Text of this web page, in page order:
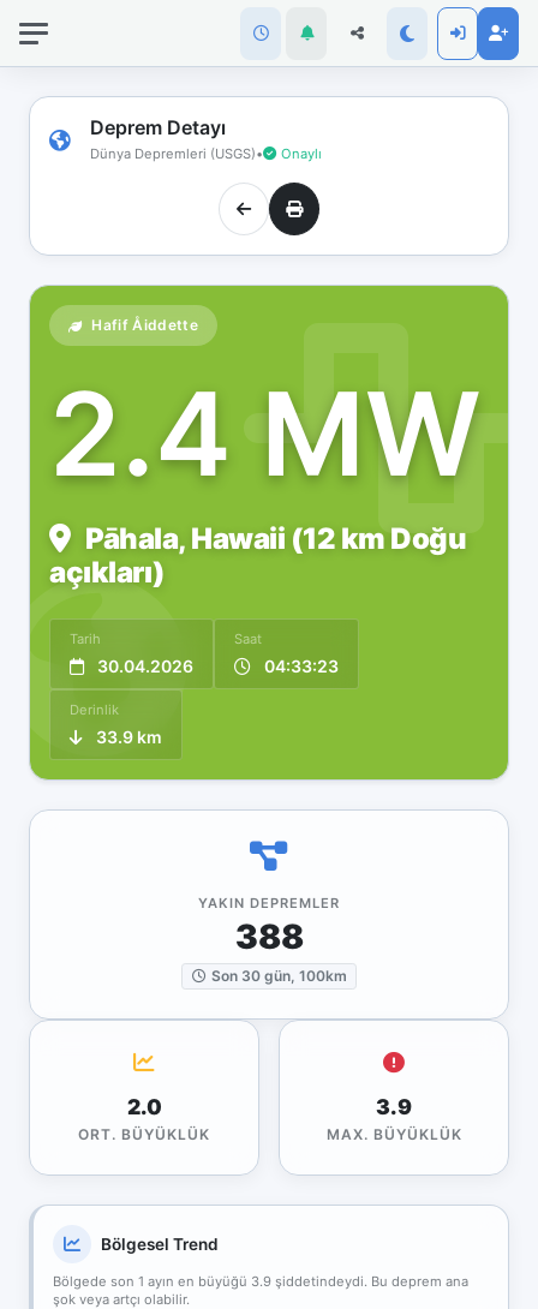
Deprem Detayı
Dünya Depremleri (USGS)• Onaylı
Hafif Åiddette
2.4 MW
Pāhala, Hawaii (12 km Doğu
açıkları)
Tarih
30.04.2026
Saat
04:33:23
Derinlik
33.9 km
YAKIN DEPREMLER
388
Son 30 gün, 100km
2.0
ORT. BÜYÜKLÜK
3.9
MAX. BÜYÜKLÜK
Bölgesel Trend
Bölgede son 1 ayın en büyüğü 3.9 şiddetindeydi. Bu deprem ana
şok veya artçı olabilir.
bağlantınız
koptu!
Çevrimdışı
moddasınız.